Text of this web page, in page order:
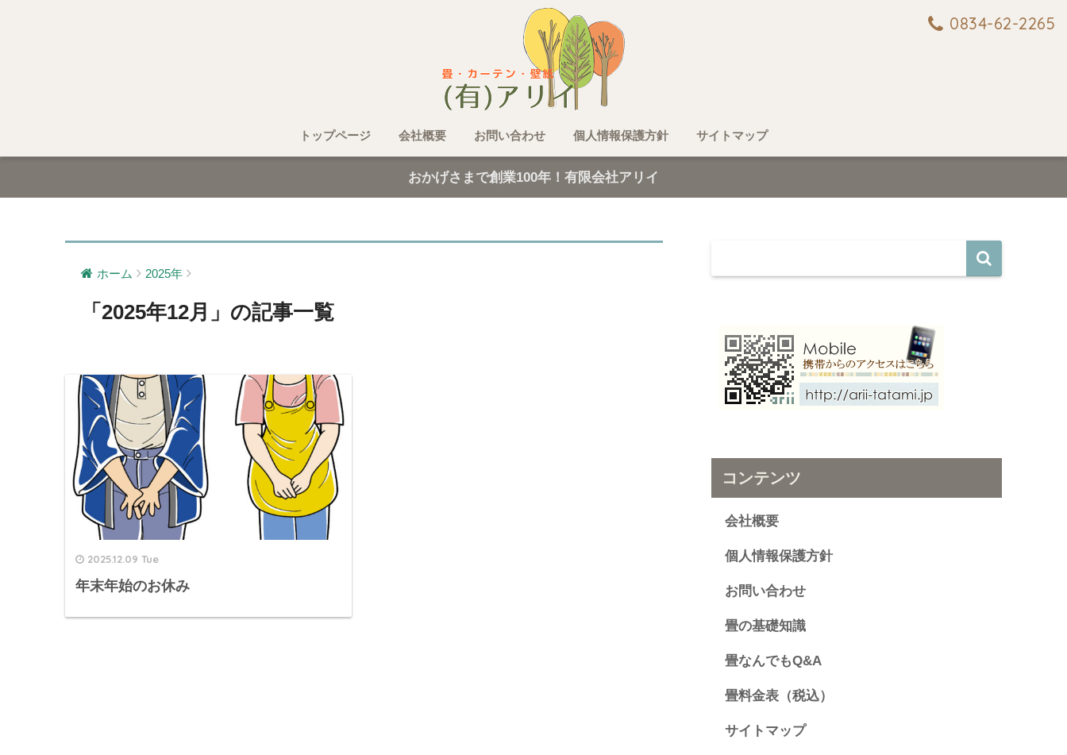
0834-62-2265
トップページ 会社概要 お問い合わせ 個人情報保護方針 サイトマップ
おかげさまで創業100年！有限会社アリイ
ホーム 2025年
「2025年12月」の記事一覧
2025.12.09 Tue
年末年始のお休み
コンテンツ
会社概要
個人情報保護方針
お問い合わせ
畳の基礎知識
畳なんでもQ&A
畳料金表（税込）
サイトマップ